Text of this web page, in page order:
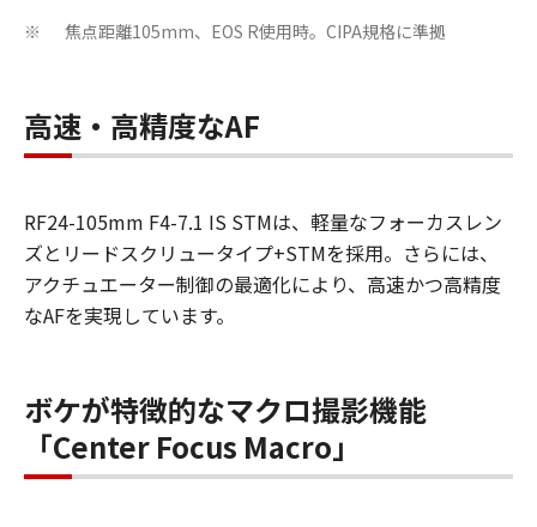
※ 焦点距離105mm、EOS R使用時。CIPA規格に準拠
高速・高精度なAF
RF24-105mm F4-7.1 IS STMは、軽量なフォーカスレン
ズとリードスクリュータイプ+STMを採用。さらには、
アクチュエーター制御の最適化により、高速かつ高精度
なAFを実現しています。
ボケが特徴的なマクロ撮影機能
「Center Focus Macro」